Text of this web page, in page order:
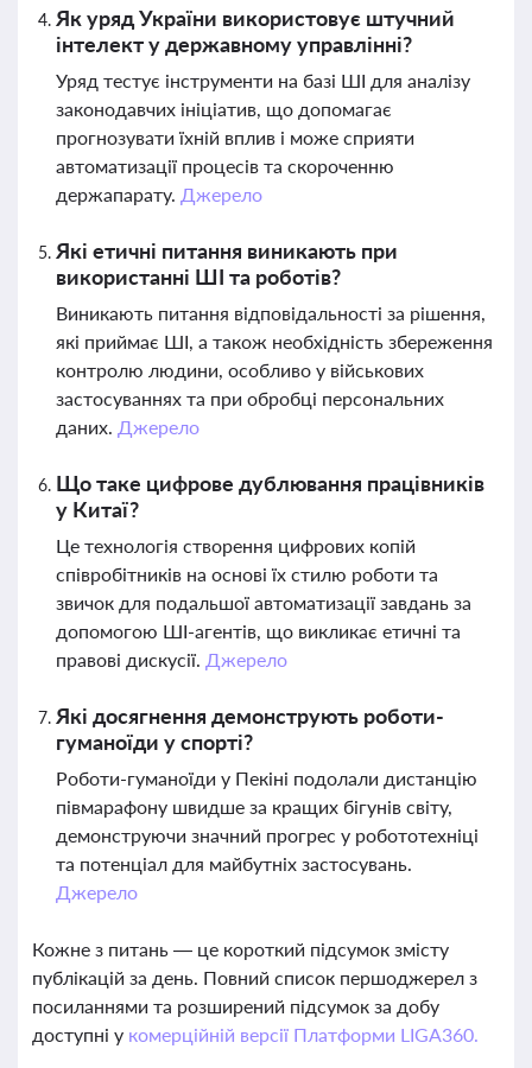
Як уряд України використовує штучний
інтелект у державному управлінні?
Уряд тестує інструменти на базі ШІ для аналізу
законодавчих ініціатив, що допомагає
прогнозувати їхній вплив і може сприяти
автоматизації процесів та скороченню
держапарату. Джерело
Які етичні питання виникають при
використанні ШІ та роботів?
Виникають питання відповідальності за рішення,
які приймає ШІ, а також необхідність збереження
контролю людини, особливо у військових
застосуваннях та при обробці персональних
даних. Джерело
Що таке цифрове дублювання працівників
у Китаї?
Це технологія створення цифрових копій
співробітників на основі їх стилю роботи та
звичок для подальшої автоматизації завдань за
допомогою ШІ-агентів, що викликає етичні та
правові дискусії. Джерело
Які досягнення демонструють роботи-
гуманоїди у спорті?
Роботи-гуманоїди у Пекіні подолали дистанцію
півмарафону швидше за кращих бігунів світу,
демонструючи значний прогрес у робототехніці
та потенціал для майбутніх застосувань.
Джерело
Кожне з питань — це короткий підсумок змісту
публікацій за день. Повний список першоджерел з
посиланнями та розширений підсумок за добу
доступні у комерційній версії Платформи LIGA360.